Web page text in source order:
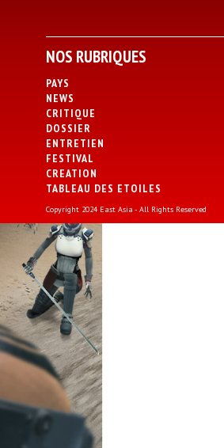
NOS RUBRIQUES
PAYS
NEWS
CRITIQUE
DOSSIER
ENTRETIEN
FESTIVAL
CREATION
TABLEAU DES ETOILES
Copyright 2024 East Asia - All Rights Reserved